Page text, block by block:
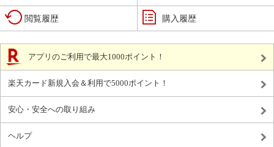
閲覧履歴 購入履歴
アプリのご利用で最大1000ポイント！
楽天カード新規入会＆利用で5000ポイント！
安心・安全への取り組み
ヘルプ